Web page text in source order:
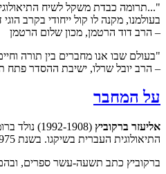
"...תרומה כבדת משקל לשיח
בעולמנו, מקנה לו קול ייחודי בקרב
– הרב דוד הרטמן, מכון שלום הרטמן
"בעולם שבו אנו מחברים בין תורה
– הרב יובל שרלו, ישיבת ההסדר פתח
על המחבר
אליעזר ברקוביץ
(1992-
התיאולוגית העברית בשיקגו. בשנת 1975 הוא עלה לישראל, ועד מותו חי בירושלים והמשיך לעסוק בעיון ובכתיבה בשאלות הנוגעות ליהדות ולעם היהודי.
ברקוביץ כתב תשעה-עשר ספרים,